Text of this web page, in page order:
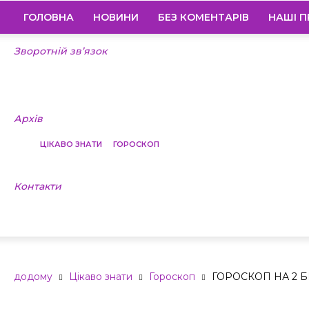
ГОЛОВНА НОВИНИ БЕЗ КОМЕНТАРІВ НАШІ
Зворотній зв’язок
Архів
Контакти
додому Цікаво знати Гороскоп ГОРОСКОП НА 2
ЦІКАВО ЗНАТИ ГОРОСКОП